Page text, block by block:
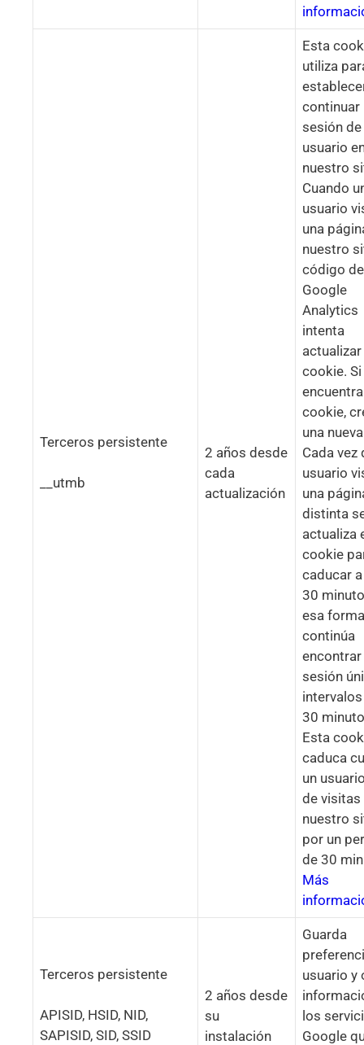
Terceros persistente
__utmb
2 años desde
cada
actualización
Esta
utiliza
continuar
sesión de
usuario
nuestro
Cuando
usuario
una
nuestro
código de
Google
Analytics
intenta
cookie.
cookie,
una
Cada vez
usuario
una
distinta
actualiza
cookie
caducar
30
esa forma
continúa
encontrar
sesión
30
Esta
caduca
un
de visitas
nuestro
por un
de 30
Más
Terceros persistente
APISID, HSID, NID,
SAPISID, SID, SSID
2 años desde
su
instalación
Guarda
usuario y
los
Google